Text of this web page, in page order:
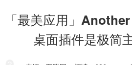
「最美应用」
桌面插件是极简